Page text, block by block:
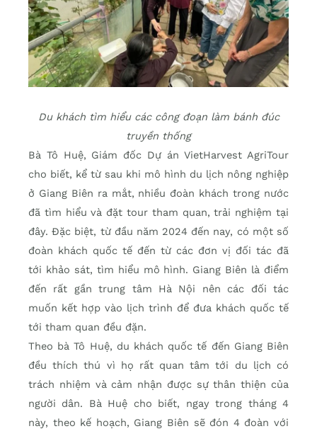
Du khách tìm hiểu các công đoạn làm bánh đúc
truyền thống
Bà Tô Huệ, Giám đốc Dự án VietHarvest AgriTour
cho biết, kể từ sau khi mô hình du lịch nông nghiệp
ở Giang Biên ra mắt, nhiều đoàn khách trong nước
đã tìm hiểu và đặt tour tham quan, trải nghiệm tại
đây. Đặc biệt, từ đầu năm 2024 đến nay, có một số
đoàn khách quốc tế đến từ các đơn vị đối tác đã
tới khảo sát, tìm hiểu mô hình. Giang Biên là điểm
đến rất gần trung tâm Hà Nội nên các đối tác
muốn kết hợp vào lịch trình để đưa khách quốc tế
tới tham quan đều đặn.
Theo bà Tô Huệ, du khách quốc tế đến Giang Biên
đều thích thú vì họ rất quan tâm tới du lịch có
trách nhiệm và cảm nhận được sự thân thiện của
người dân. Bà Huệ cho biết, ngay trong tháng 4
này, theo kế hoạch, Giang Biên sẽ đón 4 đoàn với